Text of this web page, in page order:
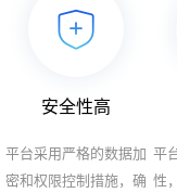
安全性高
平台采用严格的数据加
密和权限控制措施，确
平
性